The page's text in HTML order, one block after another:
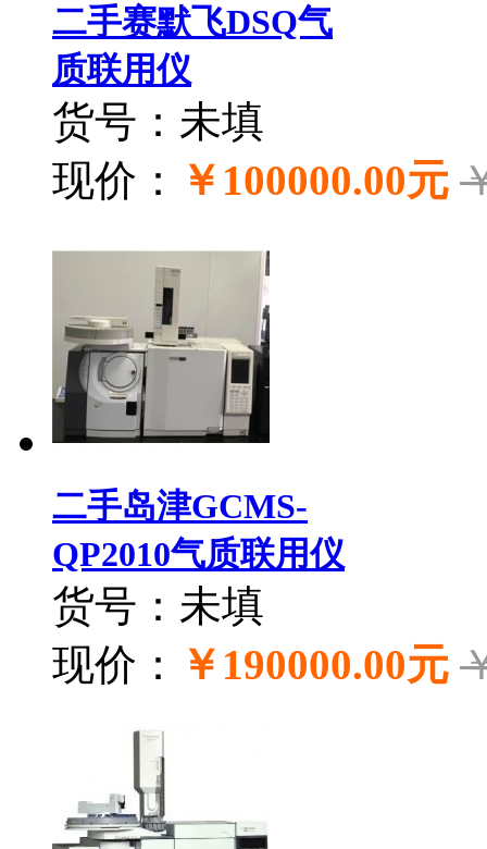
二手赛默飞DSQ气
质联用仪
货号：未填
现价：
￥100000.00元
二手岛津GCMS-
QP2010气质联用仪
货号：未填
现价：
￥190000.00元